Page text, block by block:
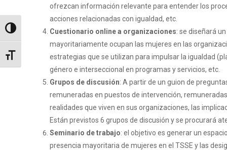
Alternar alto contraste
Alternar tamaño de letra
ofrezcan información relevante para entender los
acciones relacionadas con igualdad, etc.
Cuestionario online a organizaciones: se diseñará
mayoritariamente ocupan las mujeres en las
estrategias que se utilizan para impulsar la igualdad
género e interseccional en programas y servicios, etc.
Grupos de discusión: A partir de un guion de
remuneradas en puestos de intervención,
realidades que viven en sus organizaciones, las
Están previstos 6 grupos de discusión y se procurará
Seminario de trabajo: el objetivo es generar un
presencia mayoritaria de mujeres en el TSSE y las